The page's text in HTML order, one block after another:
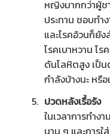
หญิงมากกว่าผู้ช
ประทาน ชอบทำ
และโรคอ้วนก็ยั
โรคเบาหวาน โร
ดันโลหิตสูง เป็
กำลังบ้างนะ หรื
ปวดหลังเรื้อรัง
ในเวลาการทำง
นาน ๆ และการ